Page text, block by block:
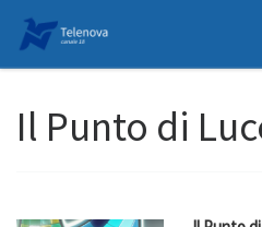
Passa al contenuto
Il Punto di